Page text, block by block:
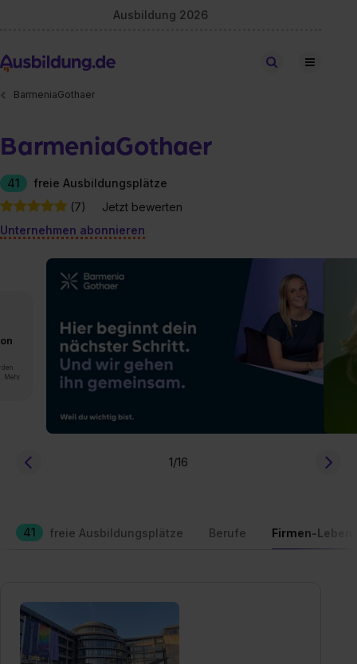
Ausbildung 2026
Stellen finden
BarmeniaGothaer
BarmeniaGothaer
41
freie Ausbildungsplätze
(7)
Jetzt bewerten
Unternehmen abonnieren
Mehr
1/16
41 freie Ausbildungsplätze Berufe Firmen-